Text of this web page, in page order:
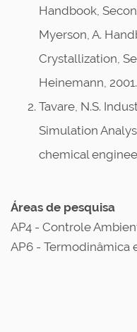
Handbook,
Myerson, A.
Crystallization,
Heinemann, 2001.
Tavare, N.S.
Simulation
chemical
Áreas de pesquisa
AP4 - Controle
AP6 - Termodinâmica